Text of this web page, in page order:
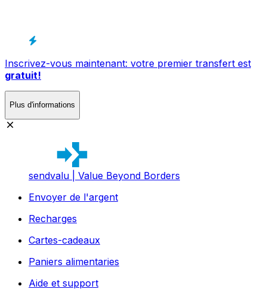
Inscrivez-vous maintenant: votre premier transfert est
gratuit!
Plus d'informations
sendvalu | Value Beyond Borders
Envoyer de l'argent
Recharges
Cartes-cadeaux
Paniers alimentaries
Aide et support